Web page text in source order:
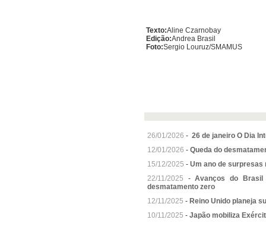
Texto:Aline Czarnobay
Edição:Andrea Brasil
Foto:Sergio Louruz/SMAMUS
26/01/2026 - 26 de janeiro O Dia
12/01/2026 - Queda do
15/12/2025 - Um ano de surpresas
22/11/2025 -Avanços do Brasil
desmatamento zero
12/11/2025 - Reino Unido planeja
10/11/2025 - Japão mobiliza